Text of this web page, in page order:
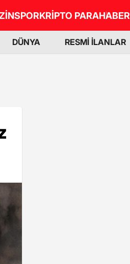
SPORKRİPTO PARAHABER
DÜNYA RESMİ İLANLAR